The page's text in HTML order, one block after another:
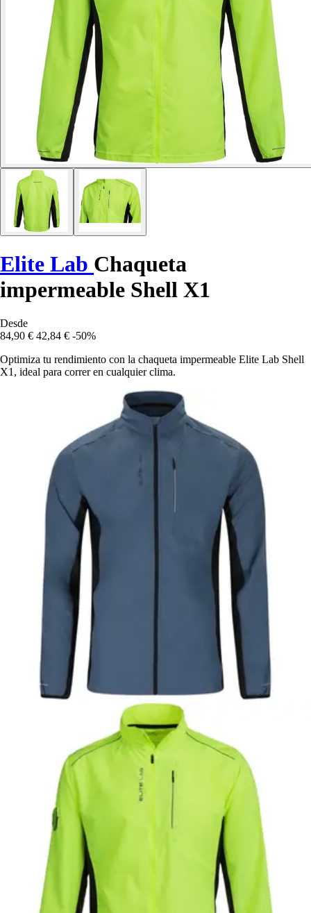
Elite Lab Chaqueta
impermeable Shell X1
Desde
84,90 € 42,84 € -50%
Optimiza tu rendimiento con la chaqueta impermeable Elite Lab Shell
X1, ideal para correr en cualquier clima.